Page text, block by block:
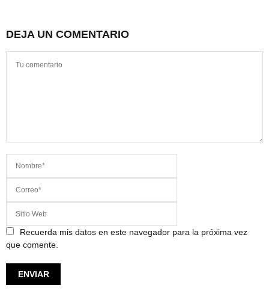
DEJA UN COMENTARIO
Recuerda mis datos en este navegador para la próxima vez
que comente.